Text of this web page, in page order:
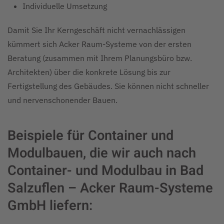
Individuelle Umsetzung
Damit Sie Ihr Kerngeschäft nicht vernachlässigen
kümmert sich Acker Raum-Systeme von der ersten
Beratung (zusammen mit Ihrem Planungsbüro bzw.
Architekten) über die konkrete Lösung bis zur
Fertigstellung des Gebäudes. Sie können nicht schneller
und nervenschonender Bauen.
Beispiele für Container und
Modulbauen, die wir auch nach
Container- und Modulbau in Bad
Salzuflen – Acker Raum-Systeme
GmbH liefern: